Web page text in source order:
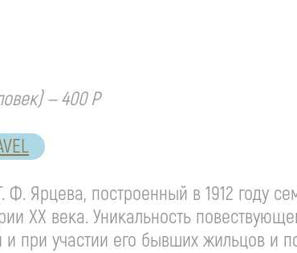
— 400 Р
Ф. Ярцева, построенный в 1912 году
ХХ века. Уникальность
при участии его бывших жильцов и